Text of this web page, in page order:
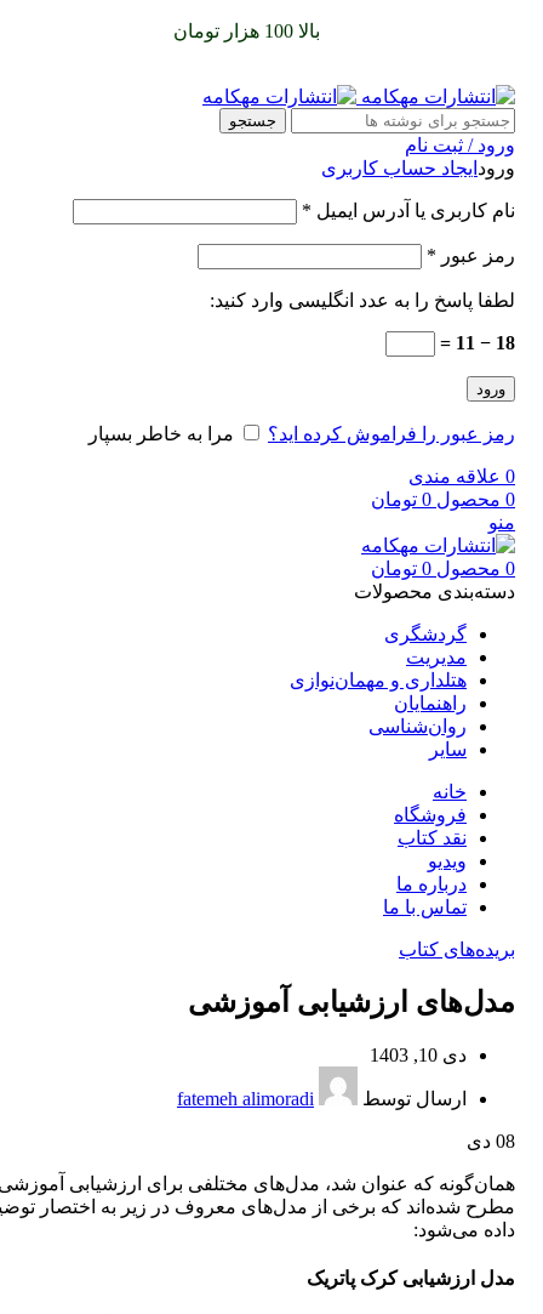
بالا 100 هزار تومان
جستجو
ورود / ثبت نام
ورود ایجاد حساب کاربری
نام کاربری یا آدرس ایمیل *
رمز عبور *
لطفا پاسخ را به عدد انگلیسی وارد کنید:
18 − 11 =
ورود
رمز عبور را فراموش کرده اید؟ مرا به خاطر بسپار
0 علاقه مندی
0 محصول 0 تومان
منو
0 محصول 0 تومان
دسته‌بندی محصولات
گردشگری
مدیریت
هتلداری و مهمان‌نوازی
راهنمایان
روان‌شناسی
سایر
خانه
فروشگاه
نقد کتاب
ویدیو
درباره‌ ما
تماس با ما
بریده‌های کتاب
مدل‌های ارزشیابی آموزشی
دی 10, 1403
ارسال توسط fatemeh alimoradi
08 دی
همان‌گونه که عنوان شد، مدل‌های مختلفی برای ارزشیابی
مطرح شده‌اند که برخی از مدل‌های معروف در زیر به اختصار
داده می‌شود:
مدل ارزشیابی کرک پاتریک